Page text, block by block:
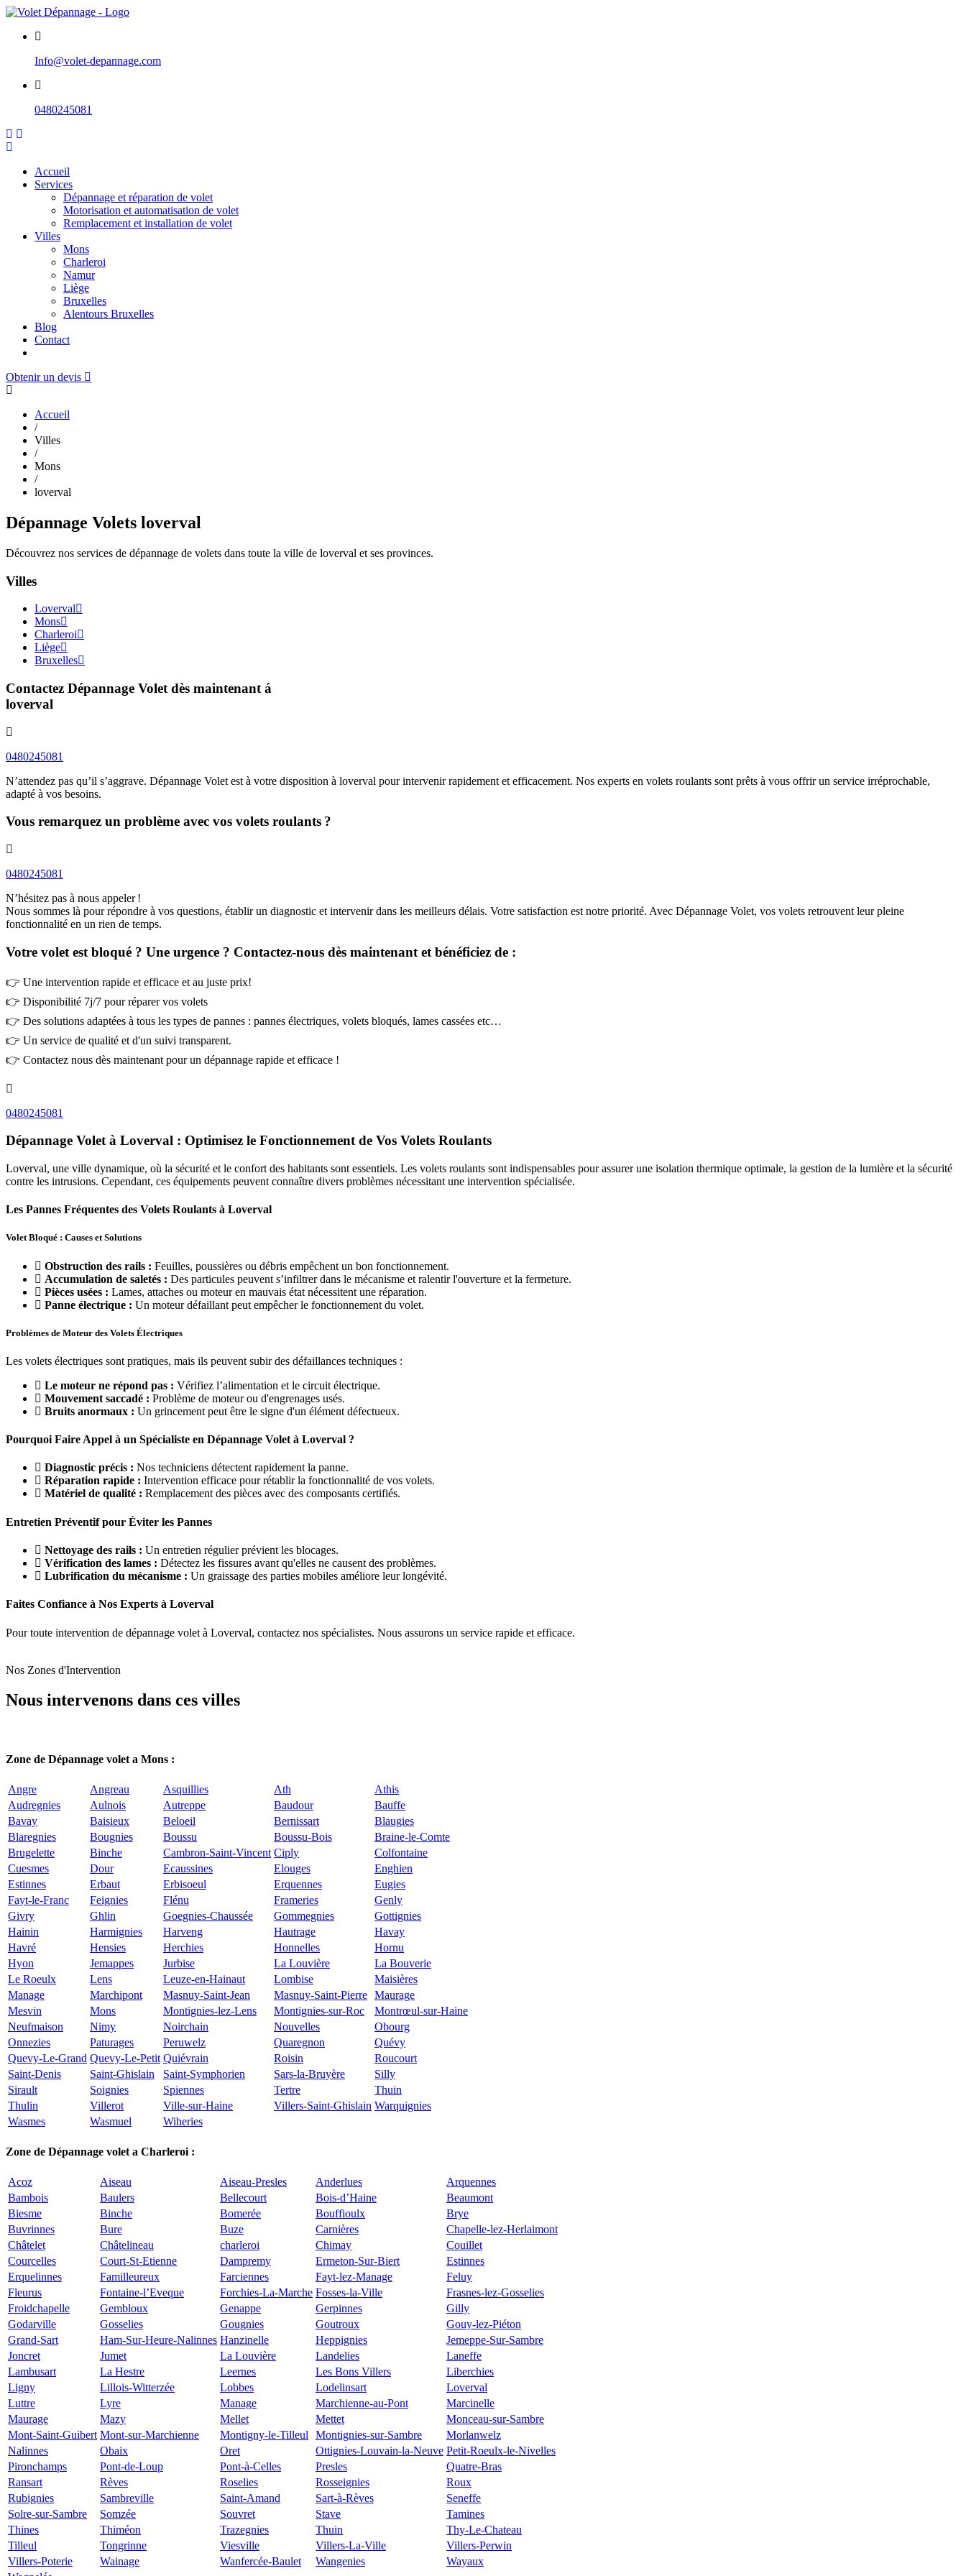
Info@volet-depannage.com
0480245081
Accueil
Services
Dépannage et réparation de volet
Motorisation et automatisation de volet
Remplacement et installation de volet
Villes
Mons
Charleroi
Namur
Liège
Bruxelles
Alentours Bruxelles
Blog
Contact
Obtenir un devis
Accueil
/
Villes
/
Mons
/
loverval
Dépannage Volets loverval
Découvrez nos services de dépannage de volets dans toute la ville de loverval et ses provinces.
Villes
Loverval
Mons
Charleroi
Liège
Bruxelles
Contactez Dépannage Volet dès maintenant á
loverval
0480245081
N’attendez pas qu’il s’aggrave. Dépannage Volet est à votre disposition à loverval pour intervenir rapidement et efficacement. Nos experts en volets roulants sont prêts à vous offrir un service irréprochable,
adapté à vos besoins.
Vous remarquez un problème avec vos volets roulants ?
0480245081
N’hésitez pas à nous appeler !
Nous sommes là pour répondre à vos questions, établir un diagnostic et intervenir dans les meilleurs délais. Votre satisfaction est notre priorité. Avec Dépannage Volet, vos volets retrouvent leur pleine
fonctionnalité en un rien de temps.
Votre volet est bloqué ? Une urgence ? Contactez-nous dès maintenant et bénéficiez de :
👉 Une intervention rapide et efficace et au juste prix!
👉 Disponibilité 7j/7 pour réparer vos volets
👉 Des solutions adaptées à tous les types de pannes : pannes électriques, volets bloqués, lames cassées etc…
👉 Un service de qualité et d'un suivi transparent.
👉 Contactez nous dès maintenant pour un dépannage rapide et efficace !
0480245081
Dépannage Volet à Loverval : Optimisez le Fonctionnement de Vos Volets Roulants
Loverval, une ville dynamique, où la sécurité et le confort des habitants sont essentiels. Les volets roulants sont indispensables pour assurer une isolation thermique optimale, la gestion de la lumière et la sécurité
contre les intrusions. Cependant, ces équipements peuvent connaître divers problèmes nécessitant une intervention spécialisée.
Les Pannes Fréquentes des Volets Roulants à Loverval
Volet Bloqué : Causes et Solutions
Obstruction des rails : Feuilles, poussières ou débris empêchent un bon fonctionnement.
Accumulation de saletés : Des particules peuvent s’infiltrer dans le mécanisme et ralentir l'ouverture et la fermeture.
Pièces usées : Lames, attaches ou moteur en mauvais état nécessitent une réparation.
Panne électrique : Un moteur défaillant peut empêcher le fonctionnement du volet.
Problèmes de Moteur des Volets Électriques
Les volets électriques sont pratiques, mais ils peuvent subir des défaillances techniques :
Le moteur ne répond pas : Vérifiez l’alimentation et le circuit électrique.
Mouvement saccadé : Problème de moteur ou d'engrenages usés.
Bruits anormaux : Un grincement peut être le signe d'un élément défectueux.
Pourquoi Faire Appel à un Spécialiste en Dépannage Volet à Loverval ?
Diagnostic précis : Nos techniciens détectent rapidement la panne.
Réparation rapide : Intervention efficace pour rétablir la fonctionnalité de vos volets.
Matériel de qualité : Remplacement des pièces avec des composants certifiés.
Entretien Préventif pour Éviter les Pannes
Nettoyage des rails : Un entretien régulier prévient les blocages.
Vérification des lames : Détectez les fissures avant qu'elles ne causent des problèmes.
Lubrification du mécanisme : Un graissage des parties mobiles améliore leur longévité.
Faites Confiance à Nos Experts à Loverval
Pour toute intervention de dépannage volet à Loverval, contactez nos spécialistes. Nous assurons un service rapide et efficace.
Nos Zones d'Intervention
Nous intervenons dans ces villes
Zone de Dépannage volet a Mons :
Angre Angreau Asquillies Ath
Athis
Audregnies
Aulnois Autreppe Baudour
Bauffe
Bavay
Baisieux Beloeil Bernissart
Blaugies
Blaregnies
Bougnies Boussu Boussu-Bois
Braine-le-Comte
Brugelette
Binche Cambron-Saint-Vincent Ciply
Colfontaine
Cuesmes
Dour Ecaussines Elouges
Enghien
Estinnes
Erbaut Erbisoeul Erquennes
Eugies
Fayt-le-Franc
Feignies Flénu Frameries
Genly
Givry
Ghlin Goegnies-Chaussée Gommegnies
Gottignies
Hainin
Harmignies Harveng Hautrage
Havay
Havré
Hensies Herchies Honnelles
Hornu
Hyon
Jemappes Jurbise La Louvière
La Bouverie
Le Roeulx
Lens Leuze-en-Hainaut Lombise
Maisières
Manage
Marchipont Masnuy-Saint-Jean Masnuy-Saint-Pierre Maurage
Mesvin
Mons Montignies-lez-Lens Montignies-sur-Roc
Montrœul-sur-Haine
Neufmaison
Nimy Noirchain Nouvelles
Obourg
Onnezies
Paturages Peruwelz Quaregnon
Quévy
Quevy-Le-Grand Quevy-Le-Petit Quiévrain Roisin
Roucourt
Saint-Denis
Saint-Ghislain Saint-Symphorien Sars-la-Bruyère
Silly
Sirault
Soignies Spiennes Tertre
Thuin
Thulin
Villerot Ville-sur-Haine Villers-Saint-Ghislain Warquignies
Wasmes
Wasmuel Wiheries
Zone de Dépannage volet a Charleroi :
Acoz Aiseau Aiseau-Presles Anderlues
Arquennes
Bambois
Baulers Bellecourt Bois-d’Haine
Beaumont
Biesme
Binche Bomerée Bouffioulx
Brye
Buvrinnes
Bure Buze Carnières
Chapelle-lez-Herlaimont
Châtelet
Châtelineau charleroi Chimay
Couillet
Courcelles
Court-St-Etienne Dampremy Ermeton-Sur-Biert
Estinnes
Erquelinnes
Familleureux Farciennes Fayt-lez-Manage
Feluy
Fleurus
Fontaine-l’Eveque Forchies-La-Marche Fosses-la-Ville
Frasnes-lez-Gosselies
Froidchapelle
Gembloux Genappe Gerpinnes
Gilly
Godarville
Gosselies Gougnies Goutroux
Gouy-lez-Piéton
Grand-Sart
Ham-Sur-Heure-Nalinnes Hanzinelle Heppignies
Jemeppe-Sur-Sambre
Joncret
Jumet La Louvière Landelies
Laneffe
Lambusart
La Hestre Leernes Les Bons Villers
Liberchies
Ligny
Lillois-Witterzée Lobbes Lodelinsart
Loverval
Luttre
Lyre Manage Marchienne-au-Pont
Marcinelle
Maurage
Mazy Mellet Mettet
Monceau-sur-Sambre
Mont-Saint-Guibert Mont-sur-Marchienne Montigny-le-Tilleul Montignies-sur-Sambre
Morlanwelz
Nalinnes
Obaix Oret Ottignies-Louvain-la-Neuve Petit-Roeulx-le-Nivelles
Pironchamps
Pont-de-Loup Pont-à-Celles Presles
Quatre-Bras
Ransart
Rèves Roselies Rosseignies
Roux
Rubignies
Sambreville Saint-Amand Sart-à-Rèves
Seneffe
Solre-sur-Sambre
Somzée Souvret Stave
Tamines
Thines
Thiméon Trazegnies Thuin
Thy-Le-Chateau
Tilleul
Tongrinne Viesville Villers-La-Ville
Villers-Perwin
Villers-Poterie
Wainage Wanfercée-Baulet Wangenies
Wayaux